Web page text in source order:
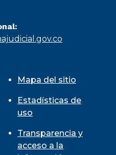
Mapa del sitio
Estadísticas de
uso
Transparencia y
acceso a la